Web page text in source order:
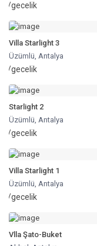
/gecelik
Villa Starlight 3
Üzümlü,Antalya
/gecelik
Starlight 2
Üzümlü,Antalya
/gecelik
Villa Starlight 1
Üzümlü,Antalya
/gecelik
Vlla Şato-Buket